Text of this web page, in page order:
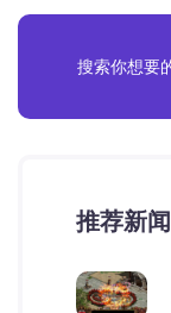
推荐新闻